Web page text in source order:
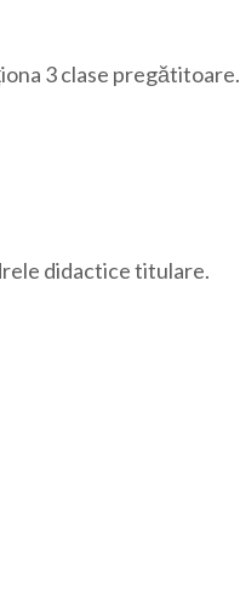
3 clase pregătitoare.
didactice titulare.